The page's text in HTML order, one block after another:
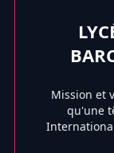
Mission et
qu'une